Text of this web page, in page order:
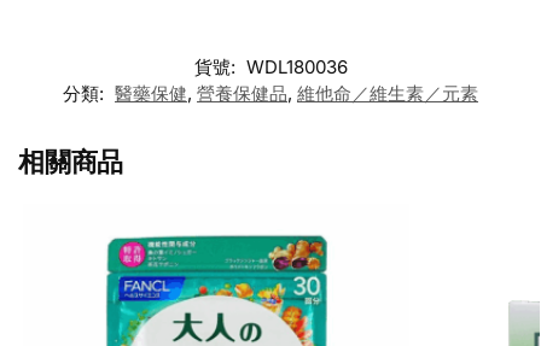
貨號: WDL180036
分類: 醫藥保健, 營養保健品, 維他命／維生素／元素
相關商品